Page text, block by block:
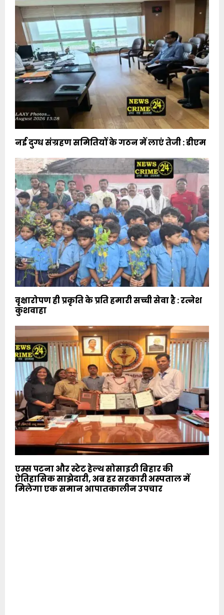
नई दुग्ध संग्रहण समितियों के गठन में लाएं तेजी : डीएम
वृक्षारोपण ही प्रकृति के प्रति हमारी सच्ची सेवा है : रत्नेश
कुशवाहा
एम्स पटना और स्टेट हेल्थ सोसाइटी बिहार की
ऐतिहासिक साझेदारी, अब हर सरकारी अस्पताल में
मिलेगा एक समान आपातकालीन उपचार